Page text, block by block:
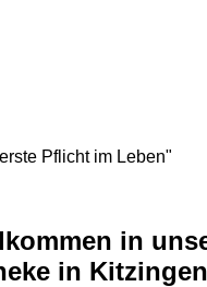
Pflicht im Leben"
in
in